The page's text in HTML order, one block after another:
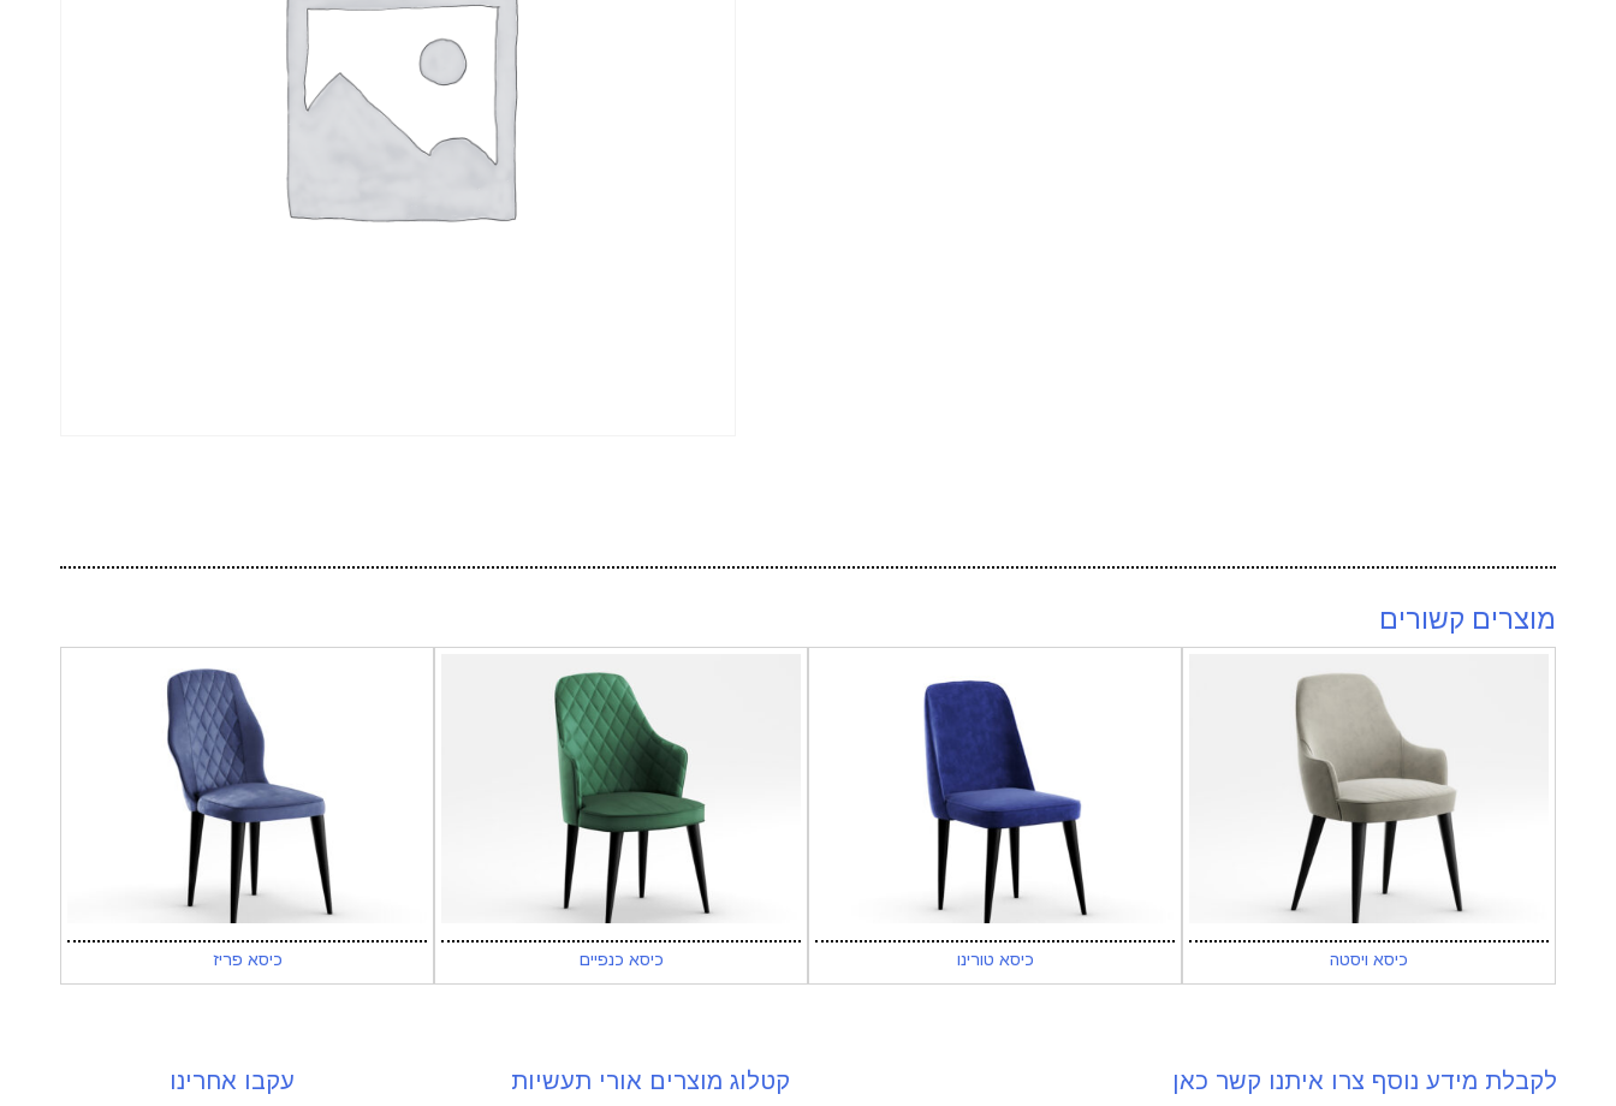
מוצרים קשורים
כיסא פריז כיסא כנפיים כיסא טורינו כיסא ויסטה
עקבו אחרינו קטלוג מוצרים אורי תעשיות לקבלת מידע נוסף צרו איתנו קשר כאן